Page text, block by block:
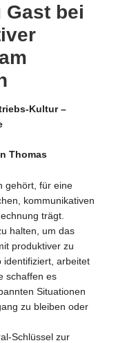
Gast bei
Kultur –
Thomas
gehört, für eine
kommunikativen
trägt.
halten, um das
produktiver zu
identifiziert, arbeitet
schaffen es
Situationen
zu bleiben oder
Schlüssel zur